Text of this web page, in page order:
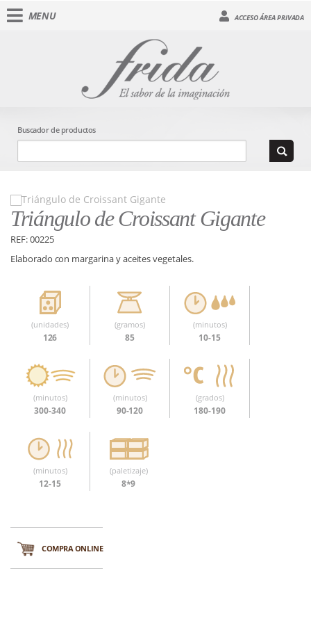
MENU ACCESO ÁREA PRIVADA
Buscador de productos
Triángulo de Croissant Gigante
REF: 00225
Elaborado con margarina y aceites vegetales.
(unidades)
126
(gramos)
85
(minutos)
10-15
(minutos)
300-340
(minutos)
90-120
(grados)
180-190
(minutos)
12-15
(paletizaje)
8*9
COMPRA ONLINE